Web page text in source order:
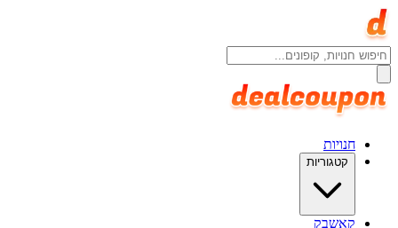
חנויות
קטגוריות
קאשבק